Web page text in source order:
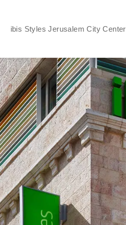
ibis Styles Jerusalem City Center